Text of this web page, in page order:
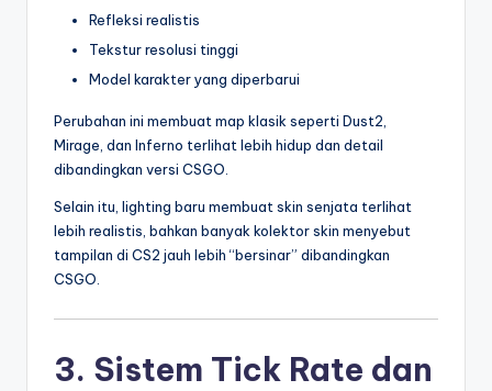
Refleksi realistis
Tekstur resolusi tinggi
Model karakter yang diperbarui
Perubahan ini membuat map klasik seperti Dust2,
Mirage, dan Inferno terlihat lebih hidup dan detail
dibandingkan versi CSGO.
Selain itu, lighting baru membuat skin senjata terlihat
lebih realistis, bahkan banyak kolektor skin menyebut
tampilan di CS2 jauh lebih “bersinar” dibandingkan
CSGO.
3. Sistem Tick Rate dan